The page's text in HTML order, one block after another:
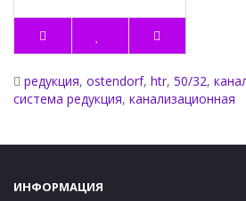
редукция, ostendorf, htr, 50/32,
система редукция, канализационная
ИНФОРМАЦИЯ